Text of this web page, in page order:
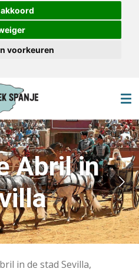
voorkeuren
Abril in
in de stad Sevilla,